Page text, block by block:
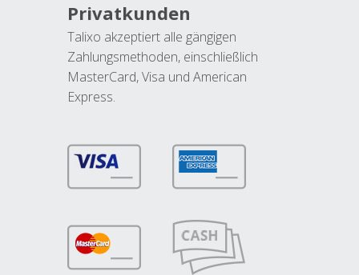
Privatkunden
Talixo akzeptiert alle gängigen
Zahlungsmethoden, einschließlich
MasterCard, Visa und American
Express.